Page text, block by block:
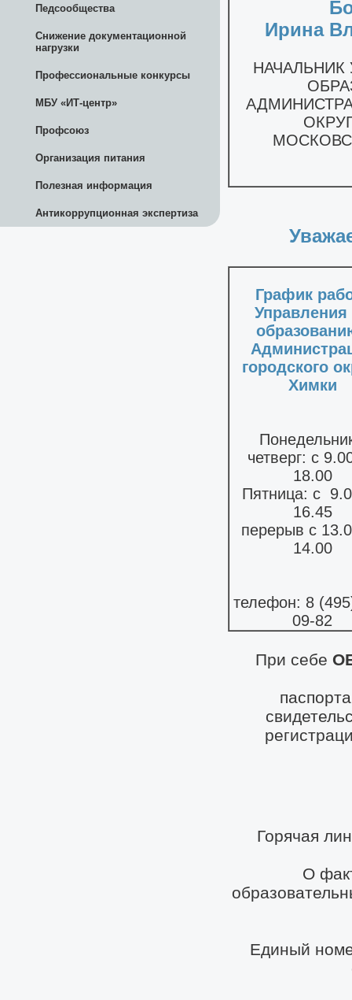
Педсообщества
Снижение документационной
нагрузки
Профессиональные конкурсы
МБУ «ИТ-центр»
Профсоюз
Организация питания
Полезная информация
Антикоррупционная экспертиза